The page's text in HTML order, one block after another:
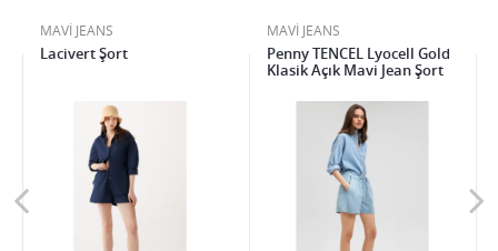
MAVİ JEANS
Lacivert Şort
MAVİ JEANS
Penny TENCEL Lyocell Gold
Klasik Açık Mavi Jean Şort